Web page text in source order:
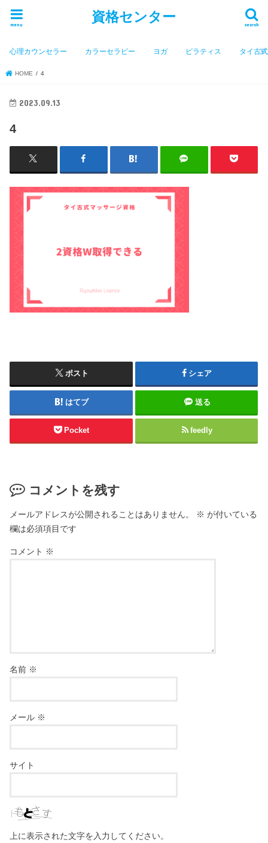
資格センター search
menu
心理カウンセラー カラーセラピー ヨガ ピラティス タイ古
HOME 4
2023.09.13
4
ポスト シェア
はてブ 送る
Pocket feedly
コメントを残す
メールアドレスが公開されることはありません。 ※ が付いている
欄は必須項目です
コメント ※
名前 ※
メール ※
サイト
上に表示された文字を入力してください。